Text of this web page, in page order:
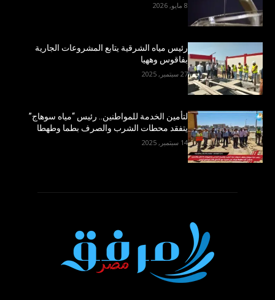
8 مايو, 2026
رئيس مياه الشرقية يتابع المشروعات الجارية
بفاقوس وههيا
27 سبتمبر, 2025
لتأمين الخدمة للمواطنين.. رئيس “مياه سوهاج”
يتفقد محطات الشرب والصرف بطما وطهطا
14 سبتمبر, 2025